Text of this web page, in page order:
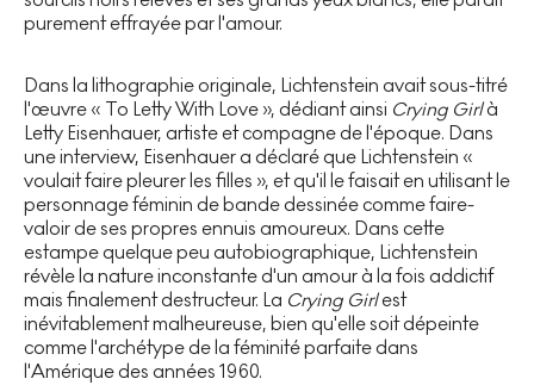
purement effrayée par l'amour.
Dans la lithographie originale, Lichtenstein avait sous-titré
l'œuvre « To Letty With Love », dédiant ainsi Crying Girlà
Letty Eisenhauer, artiste et compagne de l'époque. Dans
une interview, Eisenhauer a déclaré que Lichtenstein «
voulait faire pleurer les filles », et qu'il le faisait en utilisant le
personnage féminin de bande dessinée comme faire-
valoir de ses propres ennuis amoureux. Dans cette
estampe quelque peu autobiographique, Lichtenstein
révèle la nature inconstante d'un amour à la fois addictif
mais finalement destructeur. La Crying Girlest
inévitablement malheureuse, bien qu'elle soit dépeinte
comme l'archétype de la féminité parfaite dans
l'Amérique des années 1960.